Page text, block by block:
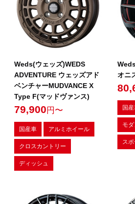
Weds(ウェッズ)WEDS
ADVENTURE ウェッズアド
ベンチャーMUDVANCE X
Type F(マッドヴァンス)
79,900 円〜
国産車 アルミホイール
クロスカントリー
ディッシュ
オニ
国
モダ
スポ